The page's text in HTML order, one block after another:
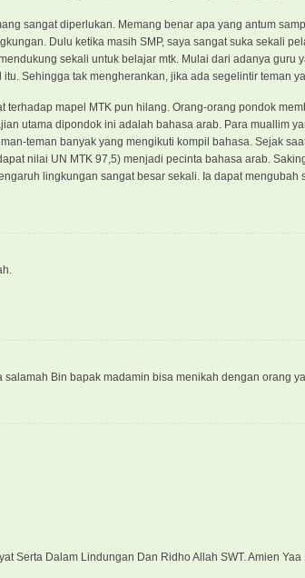
sangat diperlukan. Memang benar apa yang antum
Dulu ketika masih SMP, saya sangat suka sekali
sekali untuk belajar mtk. Mulai dari adanya guru
Sehingga tak mengherankan, jika ada segelintir teman
mapel MTK pun hilang. Orang-orang pondok
utama dipondok ini adalah bahasa arab. Para muallim
teman banyak yang mengikuti kompil bahasa. Sejak
nilai UN MTK 97,5) menjadi pecinta bahasa arab.
lingkungan sangat besar sekali. Ia dapat mengubah
Bin bapak madamin bisa menikah dengan orang
Serta Dalam Lindungan Dan Ridho Allah SWT. Amien Yaa